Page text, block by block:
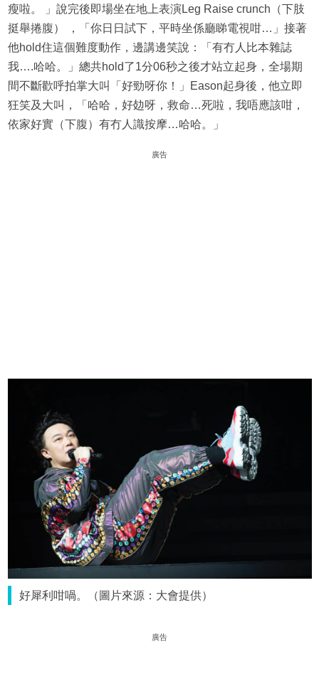
瘦啦。 」說完後即場坐在地上表演Leg Raise crunch（下肢
挺舉捲腹） ，「你日日試下，平時坐係廳睇電視咁…」接著
他hold住這個難度動作，邊講邊笑說：「有冇人比本雜誌
我….哈哈。」總共hold了1分06秒之後才站立起身，全場期
間不斷歡呼拍掌大叫「好勁呀你！」Eason起身後，他立即
狂笑及大叫，「哈哈，好攰呀，救命…死啦，我唔應該咁，
依家好實（下腹）有冇人識按摩…哈哈。」
廣告
好犀利咁喎。（圖片來源：大會提供）
廣告